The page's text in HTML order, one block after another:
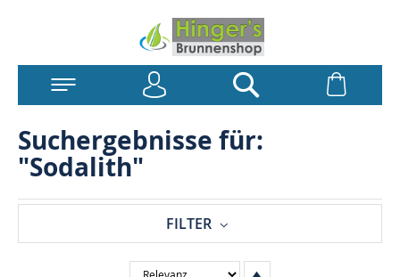
Suchergebnisse für:
"Sodalith"
FILTER